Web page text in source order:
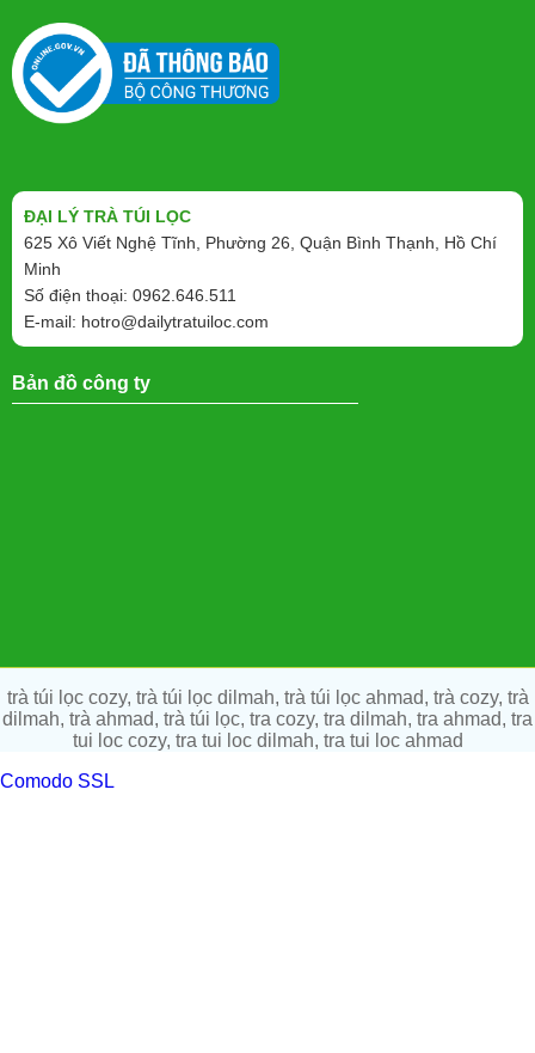
ĐẠI LÝ TRÀ TÚI LỌC
625 Xô Viết Nghệ Tĩnh, Phường 26, Quận Bình Thạnh, Hồ Chí
Minh
Số điện thoại: 0962.646.511
E-mail: hotro@dailytratuiloc.com
Bản đồ công ty
trà túi lọc cozy, trà túi lọc dilmah, trà túi lọc ahmad, trà cozy, trà
dilmah, trà ahmad, trà túi lọc, tra cozy, tra dilmah, tra ahmad, tra
tui loc cozy, tra tui loc dilmah, tra tui loc ahmad
Comodo SSL